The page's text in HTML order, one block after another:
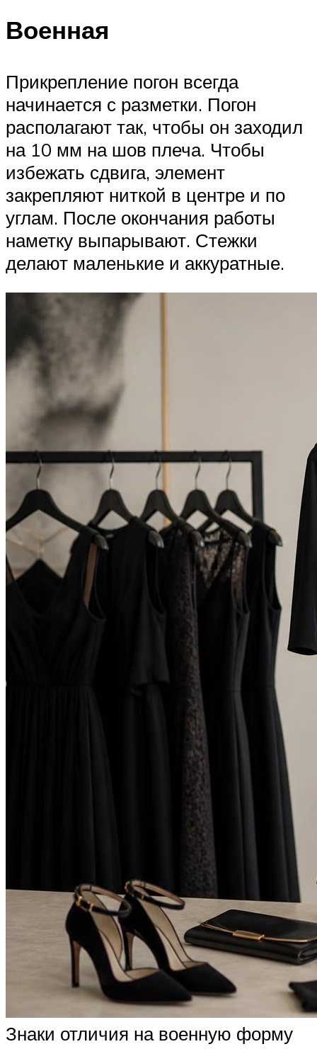
Военная
Прикрепление погон всегда
начинается с разметки. Погон
располагают так, чтобы он заходил
на 10 мм на шов плеча. Чтобы
избежать сдвига, элемент
закрепляют ниткой в центре и по
углам. После окончания работы
наметку выпарывают. Стежки
делают маленькие и аккуратные.
Знаки отличия на военную форму